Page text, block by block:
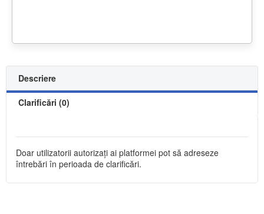
Descriere
Clarificări (0)
Doar utilizatorii autorizați ai platformei pot să adreseze
întrebări în perioada de clarificări.